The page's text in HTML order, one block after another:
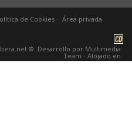
de Cookies Área privada
®. Desarrollo por Multimedia
Team - Alojado en